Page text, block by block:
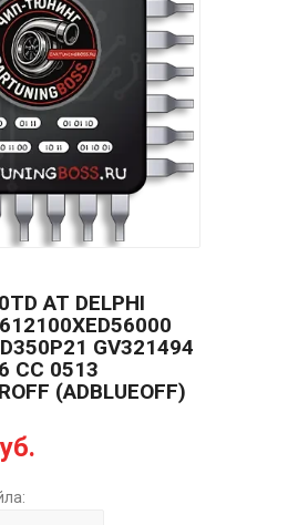
AT DELPHI
GV321494
CC 0513
(ADBLUEOFF)